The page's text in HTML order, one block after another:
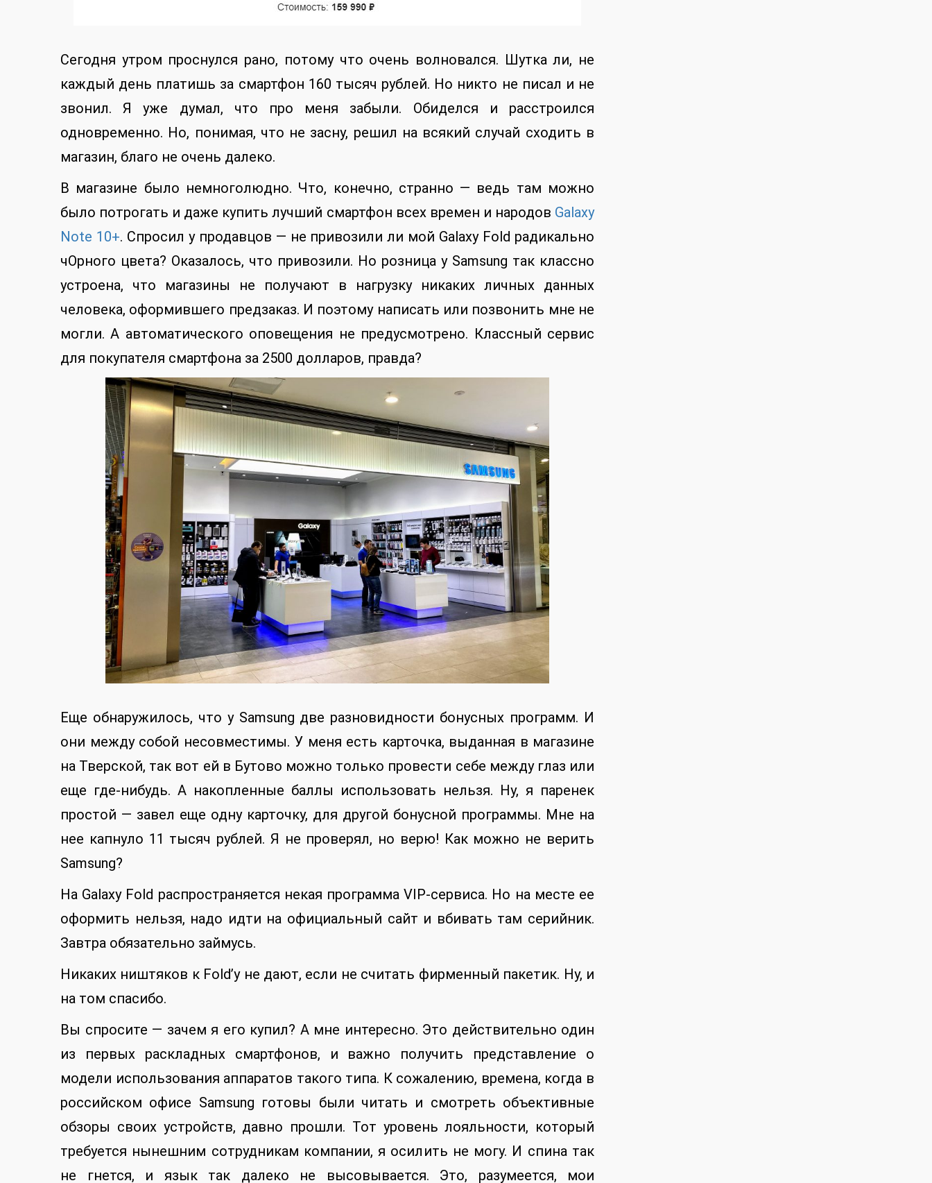
Сегодня утром проснулся рано, потому что очень волновался. Шутка ли, не
каждый день платишь за смартфон 160 тысяч рублей. Но никто не писал и не
звонил. Я уже думал, что про меня забыли. Обиделся и расстроился
одновременно. Но, понимая, что не засну, решил на всякий случай сходить в
магазин, благо не очень далеко.
В магазине было немноголюдно. Что, конечно, странно — ведь там можно
было потрогать и даже купить лучший смартфон всех времен и народов Galaxy
Note 10+. Спросил у продавцов — не привозили ли мой Galaxy Fold радикально
чОрного цвета? Оказалось, что привозили. Но розница у Samsung так классно
устроена, что магазины не получают в нагрузку никаких личных данных
человека, оформившего предзаказ. И поэтому написать или позвонить мне не
могли. А автоматического оповещения не предусмотрено. Классный сервис
для покупателя смартфона за 2500 долларов, правда?
Еще обнаружилось, что у Samsung две разновидности бонусных программ. И
они между собой несовместимы. У меня есть карточка, выданная в магазине
на Тверской, так вот ей в Бутово можно только провести себе между глаз или
еще где-нибудь. А накопленные баллы использовать нельзя. Ну, я паренек
простой — завел еще одну карточку, для другой бонусной программы. Мне на
нее капнуло 11 тысяч рублей. Я не проверял, но верю! Как можно не верить
Samsung?
На Galaxy Fold распространяется некая программа VIP-сервиса. Но на месте ее
оформить нельзя, надо идти на официальный сайт и вбивать там серийник.
Завтра обязательно займусь.
Никаких ништяков к Fold’у не дают, если не считать фирменный пакетик. Ну, и
на том спасибо.
Вы спросите — зачем я его купил? А мне интересно. Это действительно один
из первых раскладных смартфонов, и важно получить представление о
модели использования аппаратов такого типа. К сожалению, времена, когда в
российском офисе Samsung готовы были читать и смотреть объективные
обзоры своих устройств, давно прошли. Тот уровень лояльности, который
требуется нынешним сотрудникам компании, я осилить не могу. И спина так
не гнется, и язык так далеко не высовывается. Это, разумеется, мои